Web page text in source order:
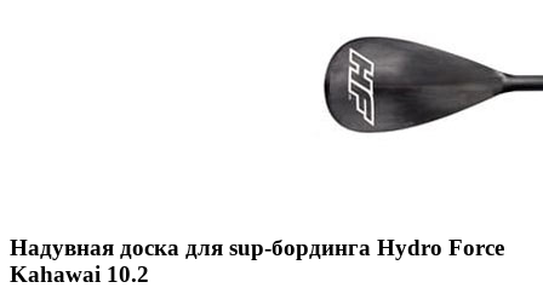
Надувная доска для sup-бординга Hydro Force
Kahawai 10.2